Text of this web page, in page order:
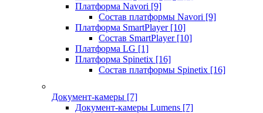
Платформа Navori [9]
Состав платформы Navori [9]
Платформа SmartPlayer [10]
Состав SmartPlayer [10]
Платформа LG [1]
Платформа Spinetix [16]
Состав платформы Spinetix [16]
Документ-камеры [7]
Документ-камеры Lumens [7]